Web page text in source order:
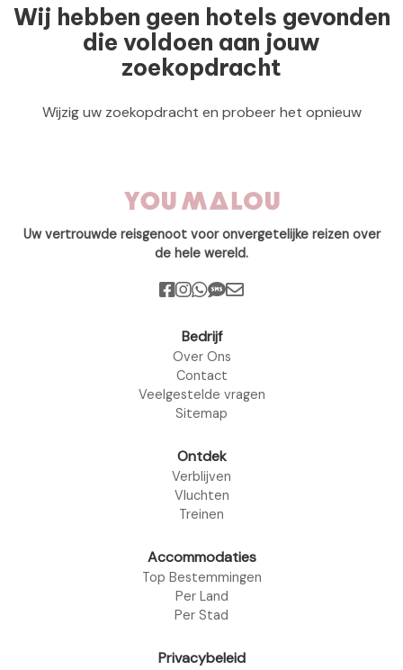
Wij hebben geen hotels gevonden
die voldoen aan jouw
zoekopdracht
Wijzig uw zoekopdracht en probeer het opnieuw
Uw vertrouwde reisgenoot voor onvergetelijke reizen over
de hele wereld.
Bedrijf
Over Ons
Contact
Veelgestelde vragen
Sitemap
Ontdek
Verblijven
Vluchten
Treinen
Accommodaties
Top Bestemmingen
Per Land
Per Stad
Privacybeleid